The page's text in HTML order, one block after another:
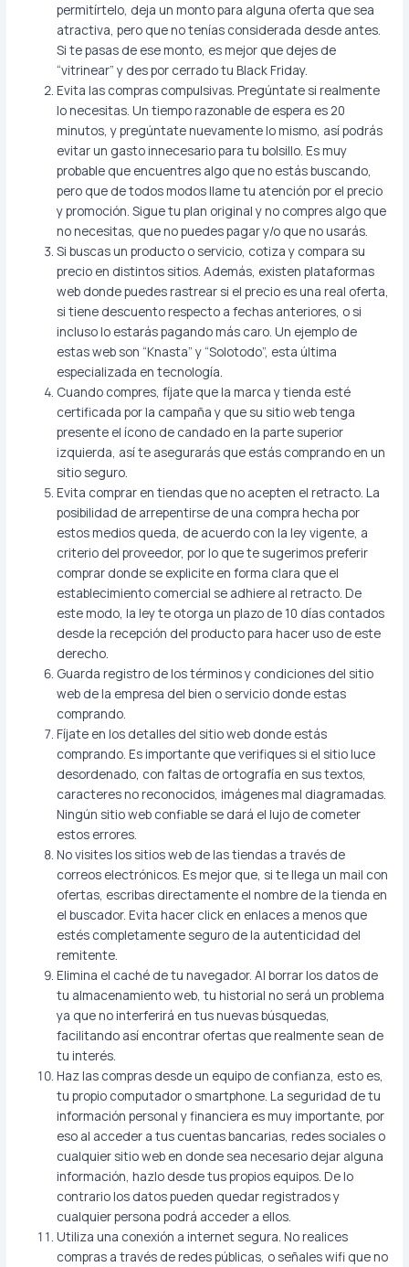
permitírtelo, deja un monto para alguna oferta que sea
atractiva, pero que no tenías considerada desde antes.
Si te pasas de ese monto, es mejor que dejes de
“vitrinear” y des por cerrado tu Black Friday.
Evita las compras compulsivas. Pregúntate si realmente
lo necesitas. Un tiempo razonable de espera es 20
minutos, y pregúntate nuevamente lo mismo, así podrás
evitar un gasto innecesario para tu bolsillo. Es muy
probable que encuentres algo que no estás buscando,
pero que de todos modos llame tu atención por el precio
y promoción. Sigue tu plan original y no compres algo que
no necesitas, que no puedes pagar y/o que no usarás.
Si buscas un producto o servicio, cotiza y compara su
precio en distintos sitios. Además, existen plataformas
web donde puedes rastrear si el precio es una real oferta,
si tiene descuento respecto a fechas anteriores, o si
incluso lo estarás pagando más caro. Un ejemplo de
estas web son “Knasta” y “Solotodo”, esta última
especializada en tecnología.
Cuando compres, fíjate que la marca y tienda esté
certificada por la campaña y que su sitio web tenga
presente el ícono de candado en la parte superior
izquierda, así te asegurarás que estás comprando en un
sitio seguro.
Evita comprar en tiendas que no acepten el retracto. La
posibilidad de arrepentirse de una compra hecha por
estos medios queda, de acuerdo con la ley vigente, a
criterio del proveedor, por lo que te sugerimos preferir
comprar donde se explicite en forma clara que el
establecimiento comercial se adhiere al retracto. De
este modo, la ley te otorga un plazo de 10 días contados
desde la recepción del producto para hacer uso de este
derecho.
Guarda registro de los términos y condiciones del sitio
web de la empresa del bien o servicio donde estas
comprando.
Fíjate en los detalles del sitio web donde estás
comprando. Es importante que verifiques si el sitio luce
desordenado, con faltas de ortografía en sus textos,
caracteres no reconocidos, imágenes mal diagramadas.
Ningún sitio web confiable se dará el lujo de cometer
estos errores.
No visites los sitios web de las tiendas a través de
correos electrónicos. Es mejor que, si te llega un mail con
ofertas, escribas directamente el nombre de la tienda en
el buscador. Evita hacer click en enlaces a menos que
estés completamente seguro de la autenticidad del
remitente.
Elimina el caché de tu navegador. Al borrar los datos de
tu almacenamiento web, tu historial no será un problema
ya que no interferirá en tus nuevas búsquedas,
facilitando así encontrar ofertas que realmente sean de
tu interés.
Haz las compras desde un equipo de confianza, esto es,
tu propio computador o smartphone. La seguridad de tu
información personal y financiera es muy importante, por
eso al acceder a tus cuentas bancarias, redes sociales o
cualquier sitio web en donde sea necesario dejar alguna
información, hazlo desde tus propios equipos. De lo
contrario los datos pueden quedar registrados y
cualquier persona podrá acceder a ellos.
Utiliza una conexión a internet segura. No realices
compras a través de redes públicas, o señales wifi que no